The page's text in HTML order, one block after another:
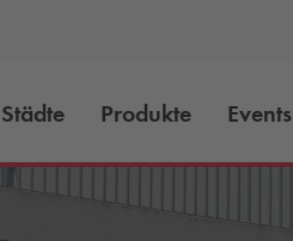
Städte Produkte Events